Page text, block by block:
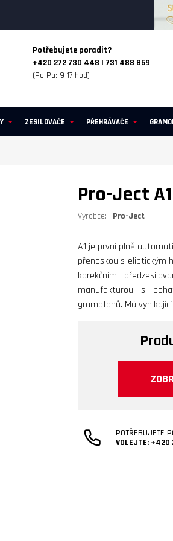
Potřebujete poradit?
+420 272 730 448 | 731 488 859
(Po-Pa: 9-17 hod)
ZESILOVAČE PŘEHRÁVAČE
Pro-Ject A1
Výrobce: Pro-Ject
A1 je první plně
přenoskou s eliptickým
korekčním
manufakturou s
gramofonů. Má
POTŘEBUJETE
VOLEJTE: +420